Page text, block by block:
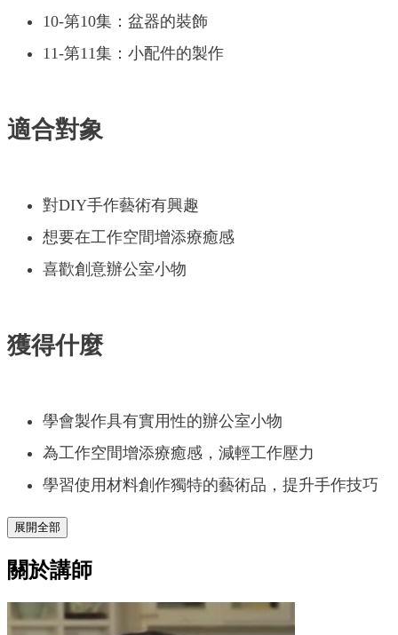
10-第10集：盆器的裝飾
11-第11集：小配件的製作
適合對象
對DIY手作藝術有興趣
想要在工作空間增添療癒感
喜歡創意辦公室小物
獲得什麼
學會製作具有實用性的辦公室小物
為工作空間增添療癒感，減輕工作壓力
學習使用材料創作獨特的藝術品，提升手作技巧
展開全部
關於講師